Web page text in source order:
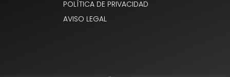
POLÍTICA DE PRIVACIDAD
AVISO LEGAL